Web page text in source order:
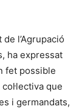
l’Agrupació
ha expressat
fet possible
que
i germandats,